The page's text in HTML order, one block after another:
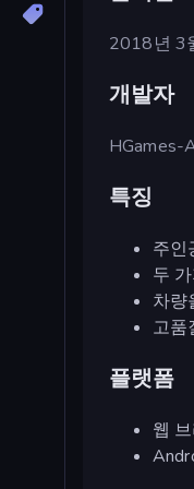
2018년 3
개발자
HGames-
특징
주인
두
차량
고품
플랫폼
웹